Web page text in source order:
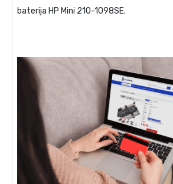
baterija HP Mini 210-1098SE.